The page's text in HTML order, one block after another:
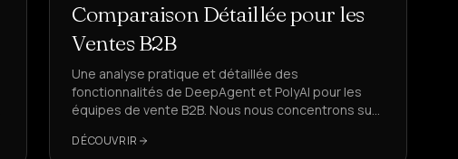
Comparaison Détaillée pour les
Ventes B2B
Une analyse pratique et détaillée des
fonctionnalités de DeepAgent et PolyAI pour les
équipes de vente B2B. Nous nous concentrons sur
latence, les flux CRM, la conformité et le coût par
DÉCOUVRIR